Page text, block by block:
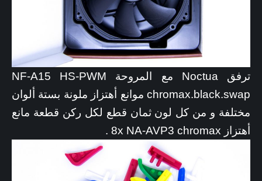
ترفق Noctua مع المروحة NF-A15 HS-PWM
chromax.black.swap موانع أهتزاز ملونة بستة ألوان
مختلفة و من كل لون ثمان قطع لكل ركن قطعة مانع
أهتزاز 8x NA-AVP3 chromax .